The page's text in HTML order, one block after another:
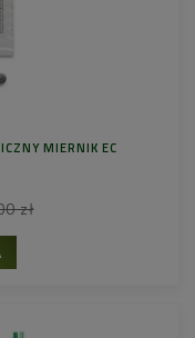
MIERNIK EC
zł